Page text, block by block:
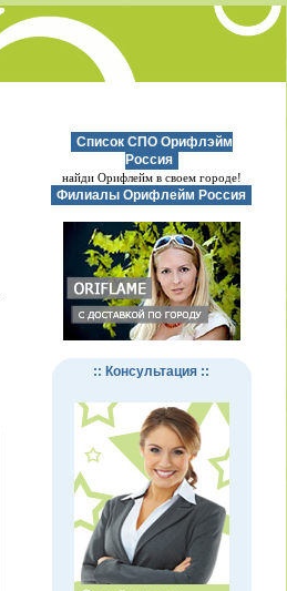
Список СПО Орифлэйм
Россия
найди Орифлейм в своем городе!
Филиалы Орифлейм Россия
:: Консультация ::